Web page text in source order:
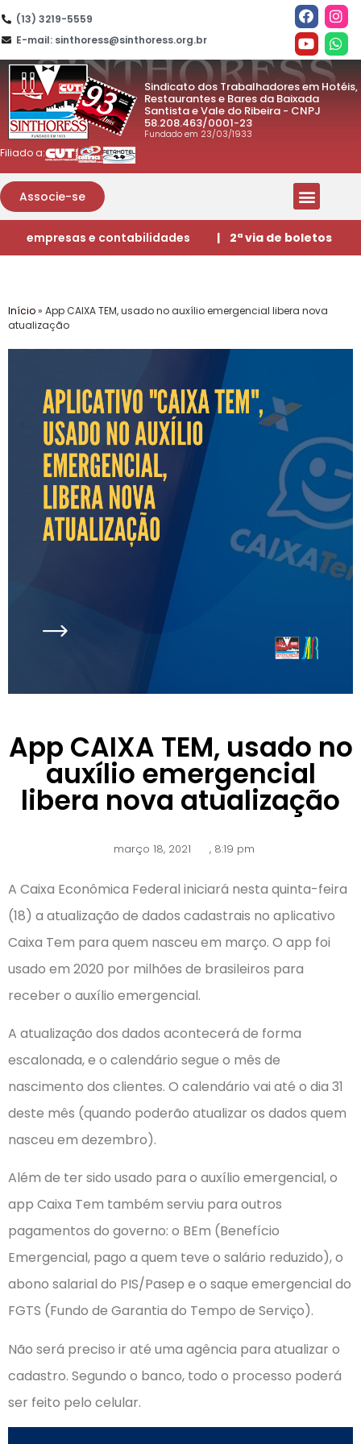
(13) 3219-5559
E-mail: sinthoress@sinthoress.org.br
Sindicato dos Trabalhadores em Hotéis,
Restaurantes e Bares da Baixada
Santista e Vale do Ribeira - CNPJ
58.208.463/0001-23
Fundado em 23/03/1933
Filiado a:
Associe-se
empresas e contabilidades | 2ª via de boletos
Início» App CAIXA TEM, usado no auxílio emergencial libera nova
atualização
App CAIXA TEM, usado no
auxílio emergencial
libera nova atualização
março 18, 2021 ,8:19 pm
A Caixa Econômica Federal iniciará nesta quinta-feira
(18) a atualização de dados cadastrais no aplicativo
Caixa Tem para quem nasceu em março. O app foi
usado em 2020 por milhões de brasileiros para
receber o auxílio emergencial.
A atualização dos dados acontecerá de forma
escalonada, e o calendário segue o mês de
nascimento dos clientes. O calendário vai até o dia 31
deste mês (quando poderão atualizar os dados quem
nasceu em dezembro).
Além de ter sido usado para o auxílio emergencial, o
app Caixa Tem também serviu para outros
pagamentos do governo: o BEm (Benefício
Emergencial, pago a quem teve o salário reduzido), o
abono salarial do PIS/Pasep e o saque emergencial do
FGTS (Fundo de Garantia do Tempo de Serviço).
Não será preciso ir até uma agência para atualizar o
cadastro. Segundo o banco, todo o processo poderá
ser feito pelo celular.